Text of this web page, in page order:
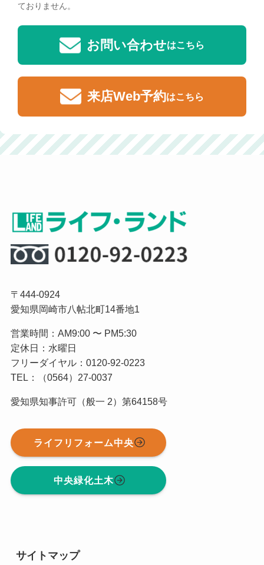
ておりません。
お問い合わせはこちら
来店Web予約はこちら
〒444-0924
愛知県岡崎市八帖北町14番地1
営業時間：AM9:00 〜 PM5:30
定休日：水曜日
フリーダイヤル：0120-92-0223
TEL：（0564）27-0037
愛知県知事許可（般一 2）第64158号
ライフリフォーム中央
中央緑化土木
サイトマップ